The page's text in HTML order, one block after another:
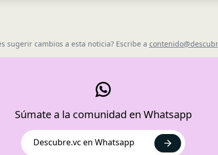
sugerir cambios a esta noticia? Escribe a
Súmate a la comunidad en Whatsapp
Descubre.vc en Whatsapp